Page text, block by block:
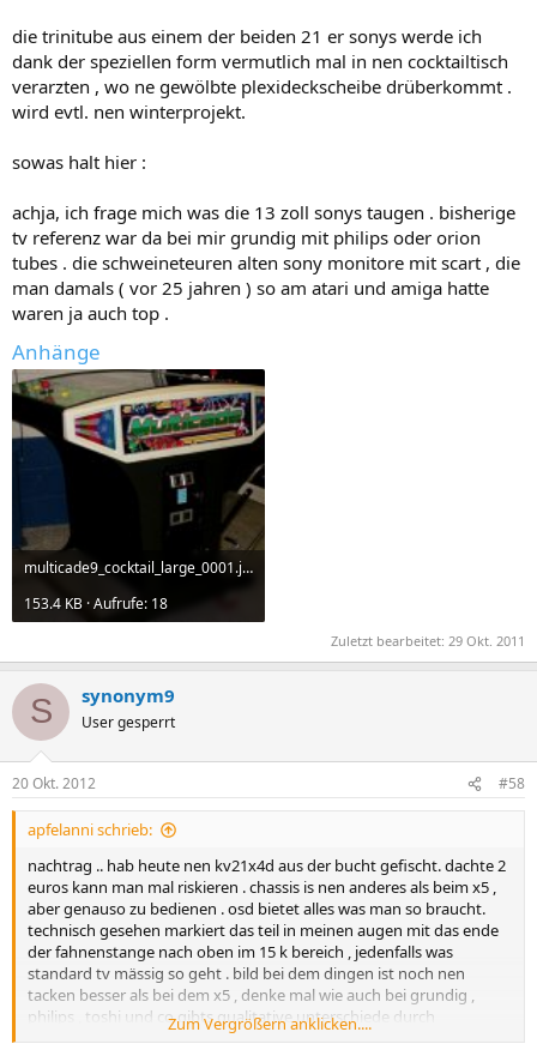
die trinitube aus einem der beiden 21 er sonys werde ich
dank der speziellen form vermutlich mal in nen cocktailtisch
verarzten , wo ne gewölbte plexideckscheibe drüberkommt .
wird evtl. nen winterprojekt.
sowas halt hier :
achja, ich frage mich was die 13 zoll sonys taugen . bisherige
tv referenz war da bei mir grundig mit philips oder orion
tubes . die schweineteuren alten sony monitore mit scart , die
man damals ( vor 25 jahren ) so am atari und amiga hatte
waren ja auch top .
Anhänge
multicade9_cocktail_large_0001.jpg
153.4 KB · Aufrufe: 18
Zuletzt bearbeitet: 29 Okt. 2011
S synonym9
User gesperrt
20 Okt. 2012 #58
apfelanni schrieb:
nachtrag .. hab heute nen kv21x4d aus der bucht gefischt. dachte 2
euros kann man mal riskieren . chassis is nen anderes als beim x5 ,
aber genauso zu bedienen . osd bietet alles was man so braucht.
technisch gesehen markiert das teil in meinen augen mit das ende
der fahnenstange nach oben im 15 k bereich , jedenfalls was
standard tv mässig so geht . bild bei dem dingen ist noch nen
tacken besser als bei dem x5 , denke mal wie auch bei grundig ,
philips , toshi und co gibts qualitative unterschiede durch
streuungen der geräte , unterschiedliche gute oder schlechte
Zum Vergrößern anklicken....